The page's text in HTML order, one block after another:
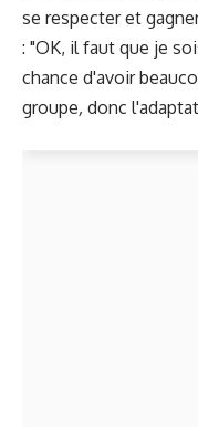
se respecter et
: "OK, il faut que je
chance d'avoir
groupe, donc